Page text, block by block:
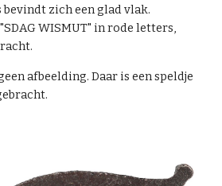
bevindt zich een glad vlak.
WISMUT" in rode letters,
afbeelding. Daar is een speldje